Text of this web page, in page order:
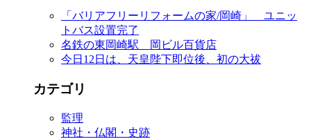
「バリアフリーリフォームの家/岡崎」 ユニッ
トバス設置完了
名鉄の東岡崎駅 岡ビル百貨店
今日12日は、天皇陛下即位後、初の大祓
カテゴリ
監理
神社・仏閣・史跡